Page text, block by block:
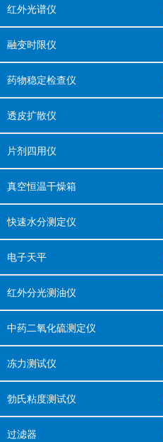
红外光谱仪
融变时限仪
药物稳定检查仪
透皮扩散仪
片剂四用仪
真空恒温干燥箱
快速水分测定仪
电子天平
红外分光测油仪
中药二氧化硫测定仪
冻力测试仪
勃氏粘度测试仪
过滤器